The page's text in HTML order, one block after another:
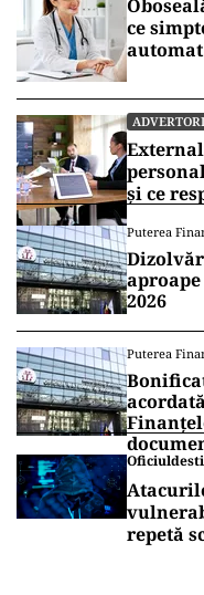
ce
și ce
Puterea
2026
Puterea
repetă